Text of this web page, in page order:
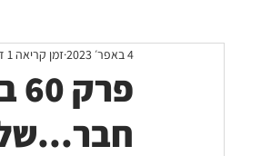
הוצאות הבית
מוטיבציה/יישום מימוש
4 באפר׳ 2023 זמן קריאה 1 דקות